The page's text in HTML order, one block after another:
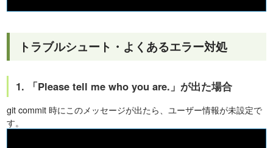
トラブルシュート・よくあるエラー対処
1. 「Please tell me who you are.」が出た場合
git commit 時にこのメッセージが出たら、ユーザー情報が未設定で
す。